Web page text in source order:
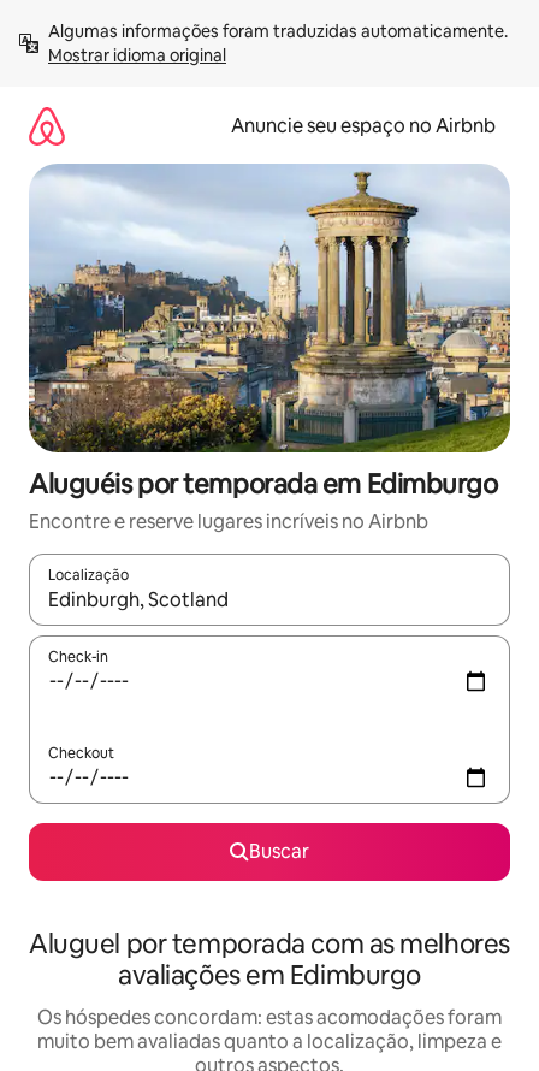
para
Mostrar idioma original
Anuncie seu espaço no Airbnb
Aluguéis por temporada em Edimburgo
Encontre e reserve lugares incríveis no Airbnb
Localização
Quando os resultados estiverem disponíveis, explore-os
Check-in
Checkout
Buscar
Aluguel por temporada com as melhores
avaliações em Edimburgo
Os hóspedes concordam: estas acomodações foram
muito bem avaliadas quanto a localização, limpeza e
outros aspectos.